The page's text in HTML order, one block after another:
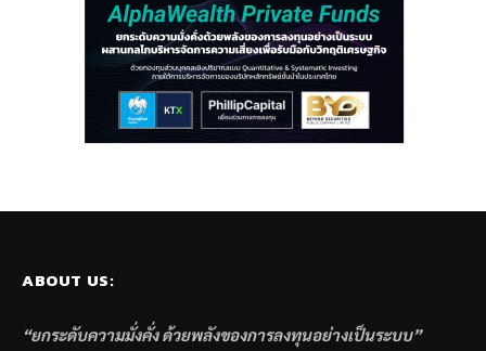
ABOUT US:
“ยกระดับความมั่งคั่ง ด้วยพลังของการลงทุนอย่างเป็นระบบ”